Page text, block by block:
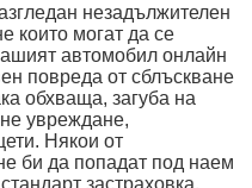
незадължителен
които могат да се
автомобил онлайн
повреда от сблъскване
обхваща, загуба на
увреждане,
Някои от
би да попадат под наем
застраховка.